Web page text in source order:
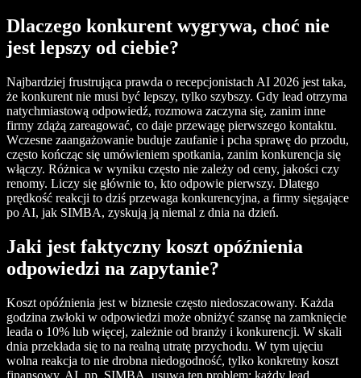
Dlaczego konkurent wygrywa, choć nie
jest lepszy od ciebie?
Najbardziej frustrująca prawda o recepcjonistach AI 2026 jest taka,
że konkurent nie musi być lepszy, tylko szybszy. Gdy lead otrzyma
natychmiastową odpowiedź, rozmowa zaczyna się, zanim inne
firmy zdążą zareagować, co daje przewagę pierwszego kontaktu.
Wczesne zaangażowanie buduje zaufanie i pcha sprawę do przodu,
często kończąc się umówieniem spotkania, zanim konkurencja się
włączy. Różnica w wyniku często nie zależy od ceny, jakości czy
renomy. Liczy się głównie to, kto odpowie pierwszy. Dlatego
prędkość reakcji to dziś przewaga konkurencyjna, a firmy sięgające
po AI, jak SIMBA, zyskują ją niemal z dnia na dzień.
Jaki jest faktyczny koszt opóźnienia
odpowiedzi na zapytanie?
Koszt opóźnienia jest w biznesie często niedoszacowany. Każda
godzina zwłoki w odpowiedzi może obniżyć szansę na zamknięcie
leada o 10% lub więcej, zależnie od branży i konkurencji. W skali
dnia przekłada się to na realną utratę przychodu. W tym ujęciu
wolna reakcja to nie drobna niedogodność, tylko konkretny koszt
finansowy. AI, np. SIMBA, usuwa ten problem: każdy lead